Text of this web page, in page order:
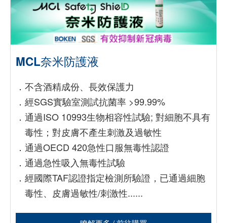
MCL奈米防護液
． 不含酒精成份、長效保護力
． 經SGS實驗室測試抗菌率 >99.99%
． 通過ISO 10993生物相容性試驗; 對細胞不具有
毒性；對皮膚不產生刺激及過敏性
． 通過OECD 420急性口服無毒性認證
． 通過急性吸入無毒性試驗
． 經國際TAF認證指定檢測所驗證，已通過細胞
毒性、皮膚過敏性/刺激性......